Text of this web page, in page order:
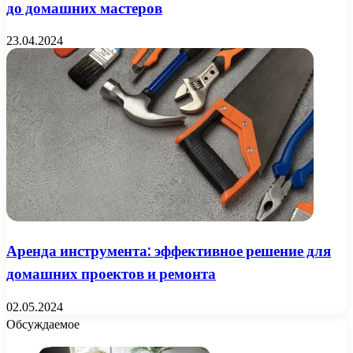
до домашних мастеров
23.04.2024
Аренда инструмента: эффективное решение для
домашних проектов и ремонта
02.05.2024
Обсуждаемое